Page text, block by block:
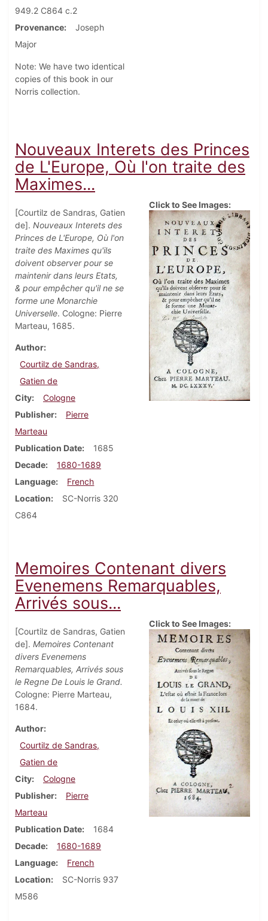
949.2 C864 c.2
Provenance
Joseph
Major
Note: We have two identical
copies of this book in our
Norris collection.
Nouveaux Interets des Princes
de L'Europe, Où l'on traite des
Maximes...
[Courtilz de Sandras, Gatien
de]. Nouveaux Interets des
Princes de L'Europe, Où l'on
traite des Maximes qu'ils
doivent observer pour se
maintenir dans leurs Etats,
& pour empêcher qu'il ne se
forme une Monarchie
Universelle. Cologne: Pierre
Marteau, 1685.
Author
Courtilz de Sandras,
Gatien de
City
Cologne
Publisher
Pierre
Marteau
Publication Date
1685
Decade
1680-1689
Language
French
Location
SC-Norris 320
C864
Click to See Images:
Memoires Contenant divers
Evenemens Remarquables,
Arrivés sous...
[Courtilz de Sandras, Gatien
de]. Memoires Contenant
divers Evenemens
Remarquables, Arrivés sous
le Regne De Louis le Grand.
Cologne: Pierre Marteau,
1684.
Author
Courtilz de Sandras,
Gatien de
City
Cologne
Publisher
Pierre
Marteau
Publication Date
1684
Decade
1680-1689
Language
French
Location
SC-Norris 937
M586
Click to See Images: